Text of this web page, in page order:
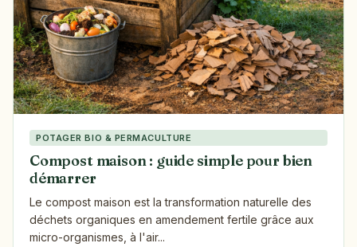
POTAGER BIO & PERMACULTURE
Compost maison : guide simple pour bien
démarrer
Le compost maison est la transformation naturelle des
déchets organiques en amendement fertile grâce aux
micro-organismes, à l'air...